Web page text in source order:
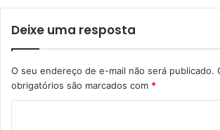
cirurgias feitas no Hospital Municipal
supera a média de 700 cirurgias mensais
nos últimos cinco anos. O crescimento
Deixe uma resposta
O seu endereço de e-mail não será publicado.
obrigatórios são marcados com *